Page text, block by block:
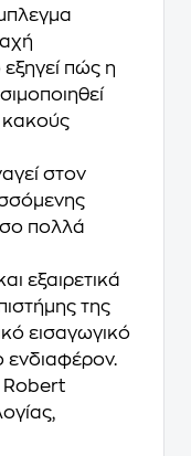
πώς η
κακούς
στον
πολλά
εξαιρετικά
της
εισαγωγικό
ενδιαφέρον.
Robert